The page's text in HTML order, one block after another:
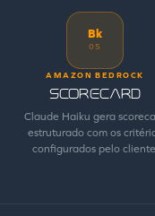
Bk
05
AMAZON BEDROCK
Scorecard
Claude Haiku gera
estruturado com os
configurados pelo